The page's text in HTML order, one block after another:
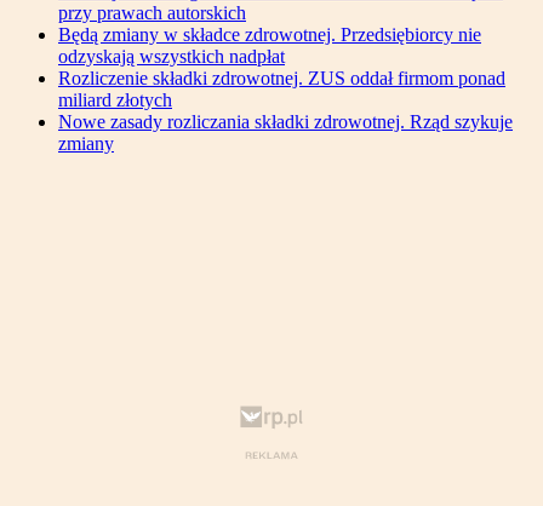
przy prawach autorskich
Będą zmiany w składce zdrowotnej. Przedsiębiorcy nie
odzyskają wszystkich nadpłat
Rozliczenie składki zdrowotnej. ZUS oddał firmom ponad
miliard złotych
Nowe zasady rozliczania składki zdrowotnej. Rząd szykuje
zmiany